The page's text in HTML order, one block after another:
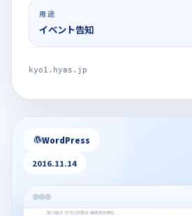
用途
イベント告知
kyo1.hyas.jp
WordPress
2016.11.14